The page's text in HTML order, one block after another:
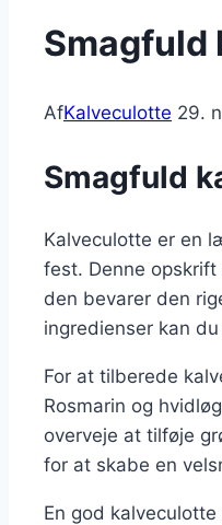
Smagfuld
AfKalveculotte 29.
Smagfuld
Kalveculotte er en
fest. Denne
den bevarer den
ingredienser kan
For at tilberede
Rosmarin og
overveje at tilføje
for at skabe en
En god